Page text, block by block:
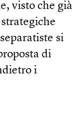
visto che già
si
di
i